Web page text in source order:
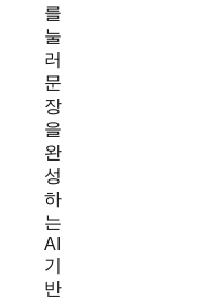
를
눌
러
문
장
을
완
성
하
는
AI
기
반